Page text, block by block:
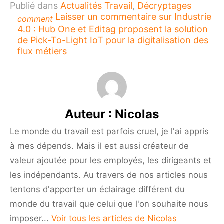
Publié dans Actualités Travail, Décryptages
comment Laisser un commentaire sur Industrie
4.0 : Hub One et Editag proposent la solution
de Pick-To-Light IoT pour la digitalisation des
flux métiers
Auteur : Nicolas
Le monde du travail est parfois cruel, je l'ai appris
à mes dépends. Mais il est aussi créateur de
valeur ajoutée pour les employés, les dirigeants et
les indépendants. Au travers de nos articles nous
tentons d'apporter un éclairage différent du
monde du travail que celui que l'on souhaite nous
imposer... Voir tous les articles de Nicolas